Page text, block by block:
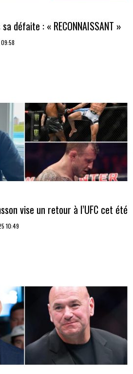
défaite : « RECONNAISSANT »
vise un retour à l’UFC cet été
10:49